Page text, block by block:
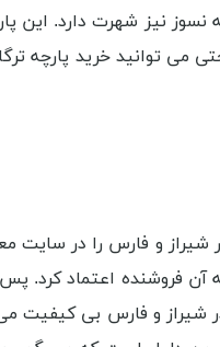
نسوز نیز شهرت دارد. این
می توانید خرید پارچه
شیراز و فارس را در سایت
فروشنده اعتماد کرد. پس
شیراز و فارس بی کیفیت